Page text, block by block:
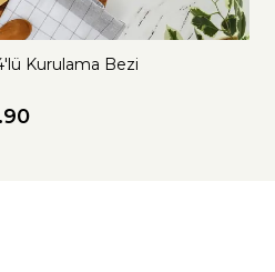
Kurulama Bezi